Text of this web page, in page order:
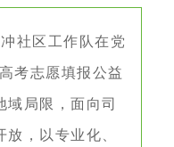
社区工作队在党
考志愿填报公益
域局限，面向司
，以专业化、